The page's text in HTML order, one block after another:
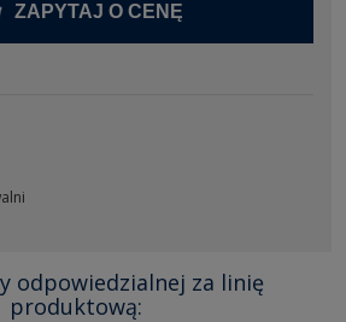
ZAPYTAJ O CENĘ
odpowiedzialnej za linię
produktową: